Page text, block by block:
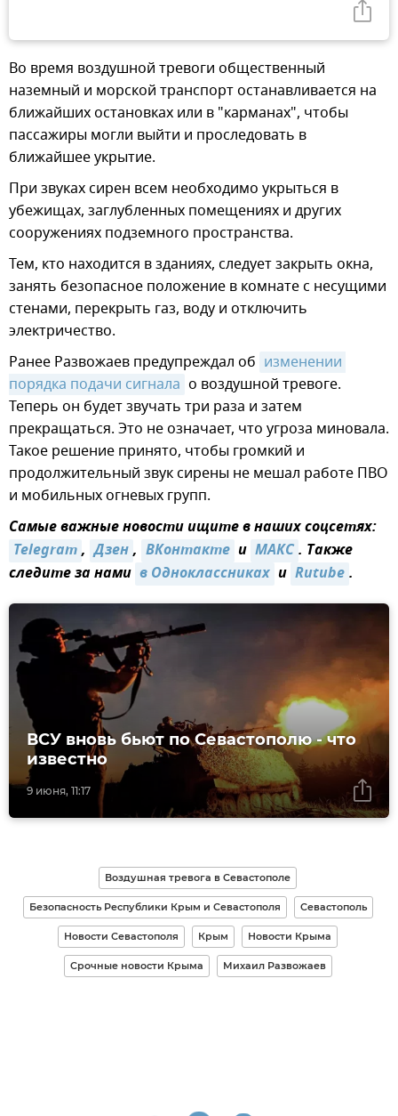
Во время воздушной тревоги общественный
наземный и морской транспорт останавливается на
ближайших остановках или в "карманах", чтобы
пассажиры могли выйти и проследовать в
ближайшее укрытие.
При звуках сирен всем необходимо укрыться в
убежищах, заглубленных помещениях и других
сооружениях подземного пространства.
Тем, кто находится в зданиях, следует закрыть окна,
занять безопасное положение в комнате с несущими
стенами, перекрыть газ, воду и отключить
электричество.
Ранее Развожаев предупреждал об изменении
порядка подачи сигнала о воздушной тревоге.
Теперь он будет звучать три раза и затем
прекращаться. Это не означает, что угроза миновала.
Такое решение принято, чтобы громкий и
продолжительный звук сирены не мешал работе ПВО
и мобильных огневых групп.
Самые важные новости ищите в наших соцсетях:
Telegram, Дзен, ВКонтакте и МАКС. Также
следите за нами в Одноклассниках и Rutube.
9 июня, 11:17
ВСУ вновь бьют по Севастополю - что
известно
Воздушная тревога в Севастополе
Безопасность Республики Крым и Севастополя Севастополь
Новости Севастополя Крым Новости Крыма
Срочные новости Крыма Михаил Развожаев